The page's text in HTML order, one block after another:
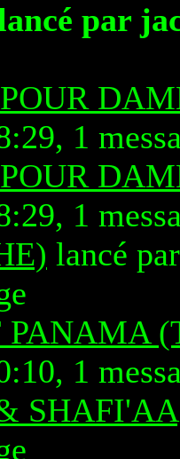
par
1
1
lancé
PANAMA
1
SHAFI'AA